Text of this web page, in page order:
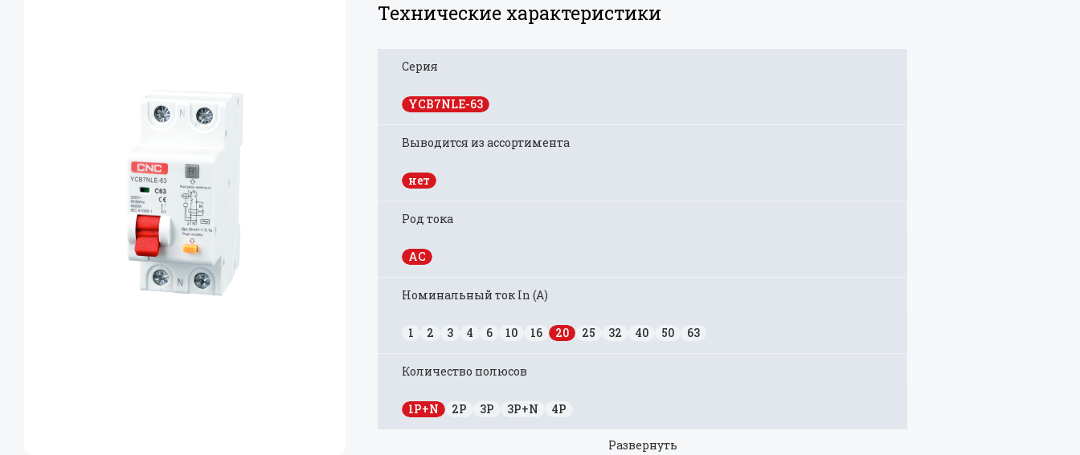
Технические характеристики
Развернуть
Серия
YCB7NLE-63
Выводится из ассортимента
нет
Род тока
AC
Номинальный ток In (А)
1 2 3 4 6 10 16 20 25 32 40 50 63
Количество полюсов
1P+N 2P 3P 3P+N 4P